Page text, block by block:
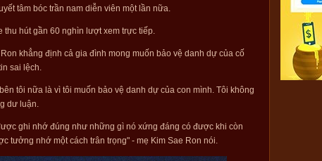
tâm bóc trần nam diễn viên một lần nữa.
thu hút gần 60 nghìn lượt xem trực tiếp.
khẳng định cả gia đình mong muốn bảo vệ danh dự của cố
sai lệch.
tôi nữa là vì tôi muốn bảo vệ danh dự của con mình. Tôi không
dư luận.
ghi nhớ đúng như những gì nó xứng đáng có được khi còn
tưởng nhớ một cách trân trọng" - mẹ Kim Sae Ron nói.